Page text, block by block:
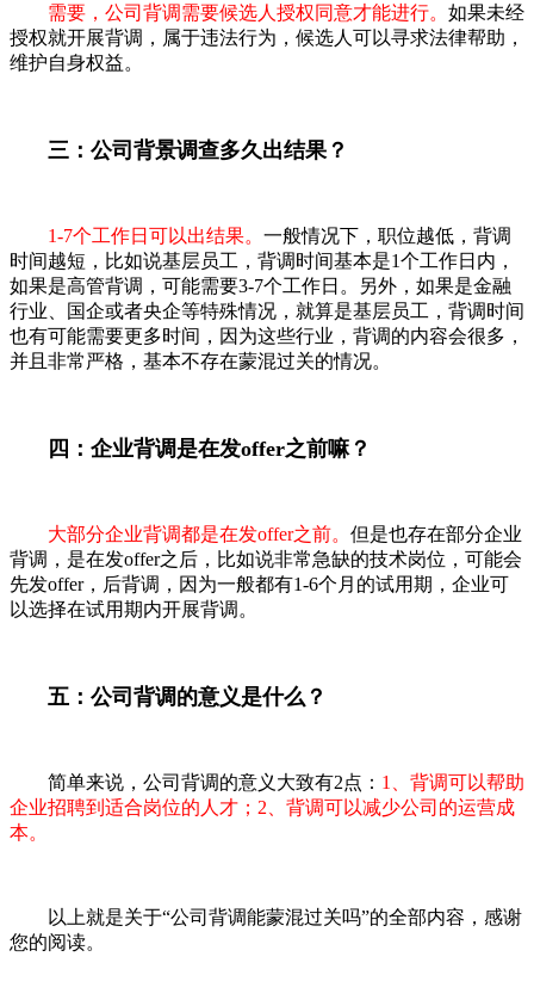
需要，公司背调需要候选人授权同意才能进行。 如果未经
授权就开展背调，属于违法行为，候选人可以寻求法律帮助，
维护自身权益。
三：公司背景调查多久出结果？
1-7个工作日可以出结果。 一般情况下，职位越低，背调
时间越短，比如说基层员工，背调时间基本是1个工作日内，
如果是高管背调，可能需要3-7个工作日。另外，如果是金融
行业、国企或者央企等特殊情况，就算是基层员工，背调时间
也有可能需要更多时间，因为这些行业，背调的内容会很多，
并且非常严格，基本不存在蒙混过关的情况。
四：企业背调是在发offer之前嘛？
大部分企业背调都是在发offer之前。 但是也存在部分企业
背调，是在发offer之后，比如说非常急缺的技术岗位，可能会
先发offer，后背调，因为一般都有1-6个月的试用期，企业可
以选择在试用期内开展背调。
五：公司背调的意义是什么？
简单来说，公司背调的意义大致有2点： 1、背调可以帮助
企业招聘到适合岗位的人才；2、背调可以减少公司的运营成
本。
以上就是关于“公司背调能蒙混过关吗”的全部内容，感谢
您的阅读。